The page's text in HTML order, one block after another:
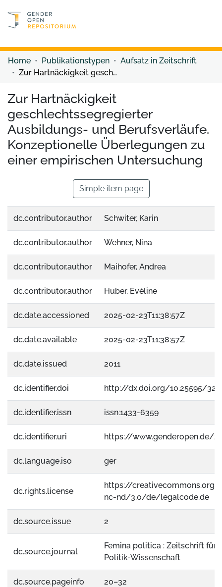
Discover content
Home Publikationstypen
Aufsatz in Zeitschrift
Zur Hartnäckigkeit geschlechtssegregierter Ausbildungs- und Berufsverläufe. Konzeptionelle Überlegungen zu einer empirischen Untersuchung
Zur Hartnäckigkeit
geschlechtssegregierter
Ausbildungs- und Berufsverläufe.
Konzeptionelle Überlegungen zu
einer empirischen Untersuchung
Simple item page
dc.contributor.author Schwiter, Karin
dc.contributor.author Wehner, Nina
dc.contributor.author Maihofer, Andrea
dc.contributor.author Huber, Evéline
dc.date.accessioned 2025-02-23T11:38:57Z
dc.date.available 2025-02-23T11:38:57Z
dc.date.issued 2011
dc.identifier.doi http://dx.doi.org/10.25595/
dc.identifier.issn issn:1433-6359
dc.identifier.uri https://www.genderopen.de/
dc.language.iso ger
dc.rights.license
https://
nc-nd/3.0/de/legalcode.de
dc.source.issue 2
dc.source.journal
Femina politica : Zeitschrift für
Politik-Wissenschaft
dc.source.pageinfo 20–32